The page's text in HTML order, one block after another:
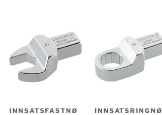
INNSATSFASTNØ INNSATSRINGNØ